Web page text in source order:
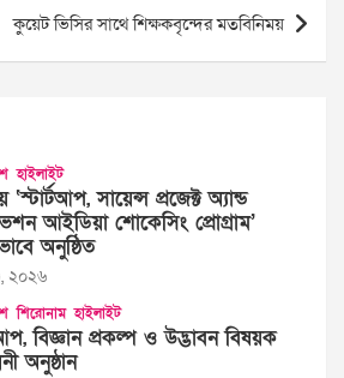
কুয়েট ভিসির সাথে শিক্ষকবৃন্দের মতবিনিময়
হাইলাইট
‘স্টার্টআপ, সায়েন্স প্রজেক্ট অ্যান্ড
আইডিয়া শোকেসিং প্রোগ্রাম’
অনুষ্ঠিত
২০২৬
শিরোনাম হাইলাইট
বিজ্ঞান প্রকল্প ও উদ্ভাবন বিষয়ক
অনুষ্ঠান